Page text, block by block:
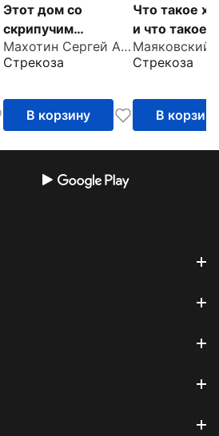
Этот дом со
скрипучим
крыльцом
Махотин Сергей Анатольевич
Стрекоза
В корзину
Что такое
и что такое
Стрекоза
В корзину